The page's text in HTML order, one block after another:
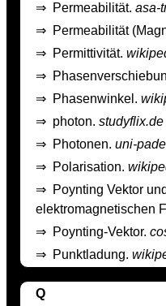
⇒ Permeabilität. asa-
⇒ Permeabilität
⇒ Permittivität.
⇒
⇒ Phasenwinkel.
⇒ photon. studyflix.de
⇒ Photonen. uni-
⇒ Polarisation.
⇒ Poynting Vektor
elektromagnetischen
⇒ Poynting-Vektor.
⇒ Punktladung.
Q